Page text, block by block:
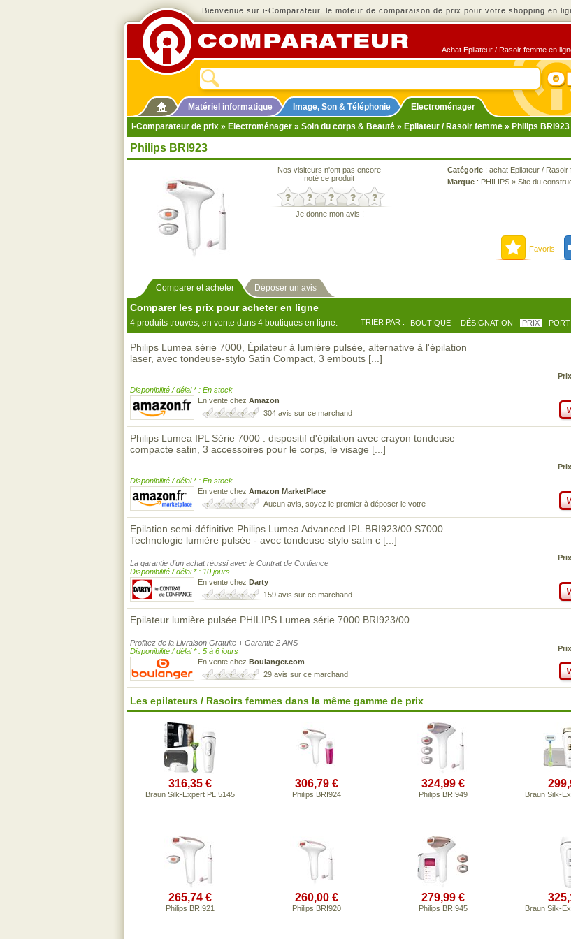
Bienvenue sur i-Comparateur, le moteur de comparaison de prix pour votre shopping en
Achat Epilateur / Rasoir femme en
Matériel informatique Image, Son & Téléphonie
Electroménager
i-Comparateur de prix » Electroménager » Soin du corps & Beauté » Epilateur / Rasoir femme » Philips BRI923
Philips BRI923
Nos visiteurs n'ont pas encore
noté ce produit
Je donne mon avis !
Catégorie : achat Epilateur / Rasoir
Marque : PHILIPS » Site du
Favoris
Comparer et acheter Déposer un avis
Comparer les prix pour acheter en ligne
4 produits trouvés, en vente dans 4 boutiques en ligne. TRIER PAR : BOUTIQUE DÉSIGNATION PRIX PORT
Philips Lumea série 7000, Épilateur à lumière pulsée, alternative à l'épilation
laser, avec tondeuse-stylo Satin Compact, 3 embouts [...]
Disponibilité / délai * : En stock
En vente chez Amazon
304 avis sur ce marchand
Philips Lumea IPL Série 7000 : dispositif d'épilation avec crayon tondeuse
compacte satin, 3 accessoires pour le corps, le visage [...]
Disponibilité / délai * : En stock
En vente chez Amazon MarketPlace
Aucun avis, soyez le premier à déposer le votre
Epilation semi-définitive Philips Lumea Advanced IPL BRI923/00 S7000
Technologie lumière pulsée - avec tondeuse-stylo satin c [...]
La garantie d'un achat réussi avec le Contrat de Confiance
Disponibilité / délai * : 10 jours
En vente chez Darty
159 avis sur ce marchand
Epilateur lumière pulsée PHILIPS Lumea série 7000 BRI923/00
Profitez de la Livraison Gratuite + Garantie 2 ANS
Disponibilité / délai * : 5 à 6 jours
En vente chez Boulanger.com
29 avis sur ce marchand
Les epilateurs / Rasoirs femmes dans la même gamme de prix
316,35 €
Braun Silk-Expert PL 5145
306,79 €
Philips BRI924
324,99 €
Philips BRI949 Braun Silk-
265,74 €
Philips BRI921
260,00 €
Philips BRI920
279,99 €
Philips BRI945 Braun Silk-